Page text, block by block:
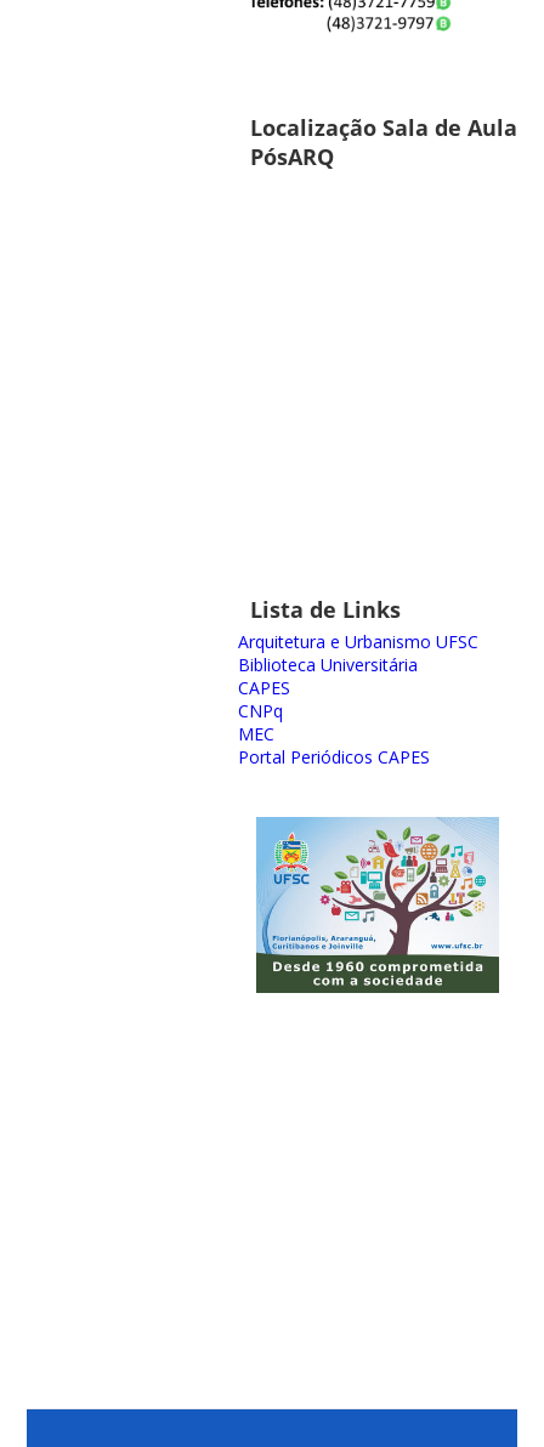
Localização Sala de Aula
PósARQ
Lista de Links
Arquitetura e Urbanismo UFSC
Biblioteca Universitária
CAPES
CNPq
MEC
Portal Periódicos CAPES